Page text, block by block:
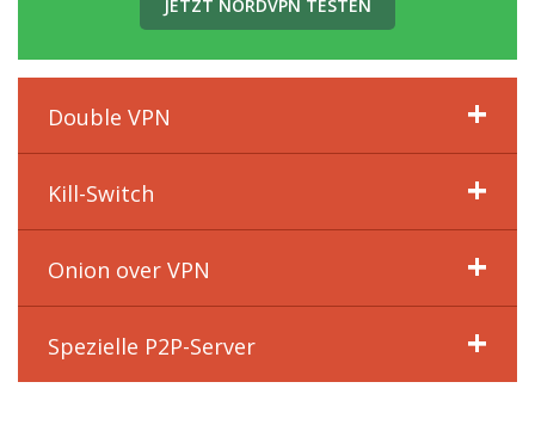
JETZT NORDVPN TESTEN
Double VPN
Kill-Switch
Onion over VPN
Spezielle P2P-Server